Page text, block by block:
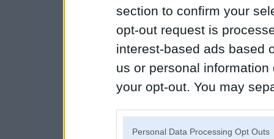
section to confirm your
opt-out request is
interest-based ads based
us or personal
your opt-out. You may
Personal Data Processing Opt Outs